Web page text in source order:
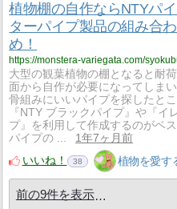
植物棚の自作ならNTYパ
ターパイプ製品の組み合
め！
https://monstera-variegata.com/
大型の観葉植物の棚となると耐
面から自作が必要になってしま
骨組みにいいパイプを探したと
『NTY ブラックパイプ』や『イ
プ』を利用して作成するのがベス
パイプの ...
1年7ヶ月前
いいね！
38 植物を愛す
前の9件を表示